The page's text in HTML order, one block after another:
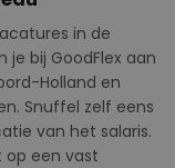
in de
je bij GoodFlex aan
Holland en
Snuffel zelf eens
van het salaris.
op een vast